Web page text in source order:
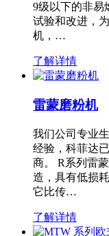
9级以下的非易
试验和改进，
机，…
了解详情
雷蒙磨粉机
我们公司专业
经验，科菲达
商。 R系列雷
造，具有低损
它比传…
了解详情